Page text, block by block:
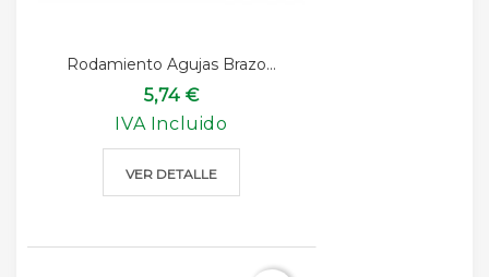
Rodamiento Agujas Brazo...
5,74 €
IVA Incluido
VER DETALLE